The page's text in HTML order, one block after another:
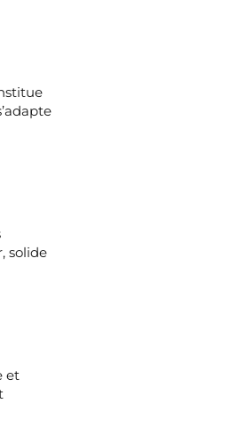
solide
et